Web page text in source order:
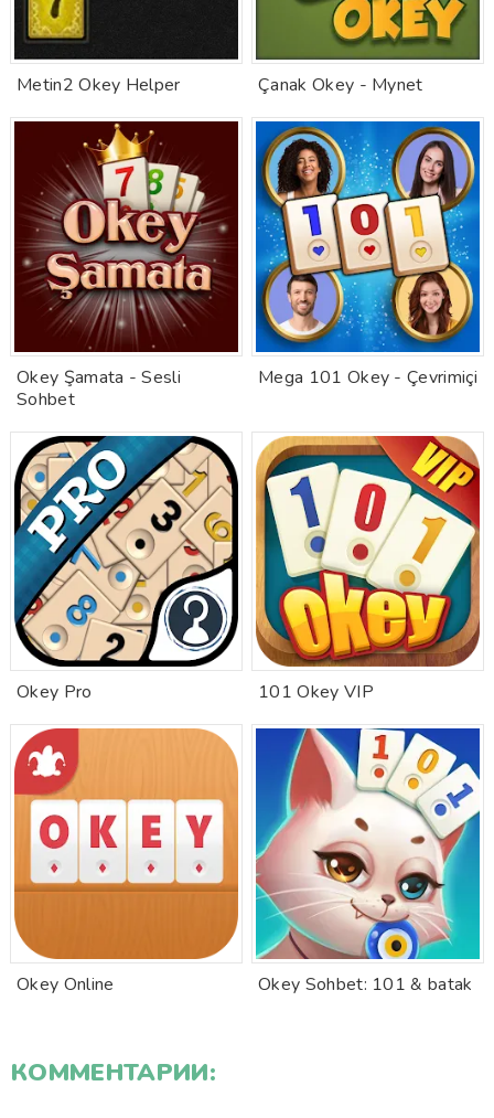
Metin2 Okey Helper Çanak Okey - Mynet
Okey Şamata - Sesli
Sohbet
Mega 101 Okey - Çevrimiçi
Okey Pro 101 Okey VIP
Okey Online Okey Sohbet: 101 & batak
КОММЕНТАРИИ: